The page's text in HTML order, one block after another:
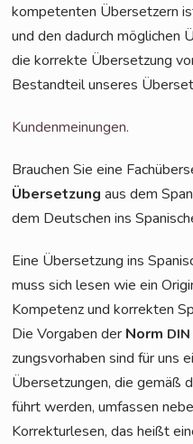
kom­pe­ten­ten Über­set­zern
und den dadurch mög­li­chen
die kor­rek­te Über­set­zung
Bestand­teil unse­res
Kun­den­mei­nun­gen.
Brau­chen Sie eine
Über­set­zung aus dem
dem Deut­schen ins
Eine Über­set­zung ins
muss sich lesen wie ein
Kom­pe­tenz und kor­rek­ten
Die Vor­ga­ben der Norm DIN
zungs­vor­ha­ben sind für uns
Über­set­zun­gen, die
führt wer­den, umfas­sen
Kor­rek­tur­le­sen, das heißt